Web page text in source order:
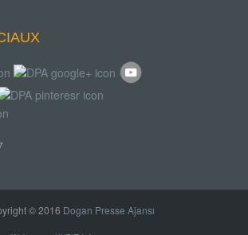
© 2016 Dogan Presse Ajansı